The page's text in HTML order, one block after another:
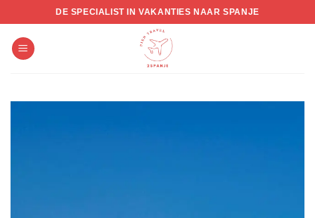
to
content
DE SPECIALIST IN VAKANTIES NAAR SPANJE